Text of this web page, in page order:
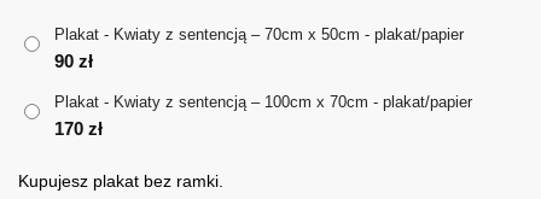
Plakat - Kwiaty z sentencją – 70cm x 50cm - plakat/papier
90 zł
Plakat - Kwiaty z sentencją – 100cm x 70cm - plakat/papier
170 zł
Kupujesz plakat bez ramki.